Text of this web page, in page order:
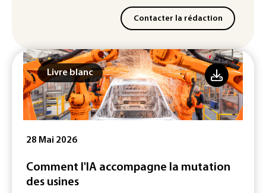
Contacter la rédaction
Livre blanc
28 Mai 2026
Comment l'IA accompagne la mutation
des usines